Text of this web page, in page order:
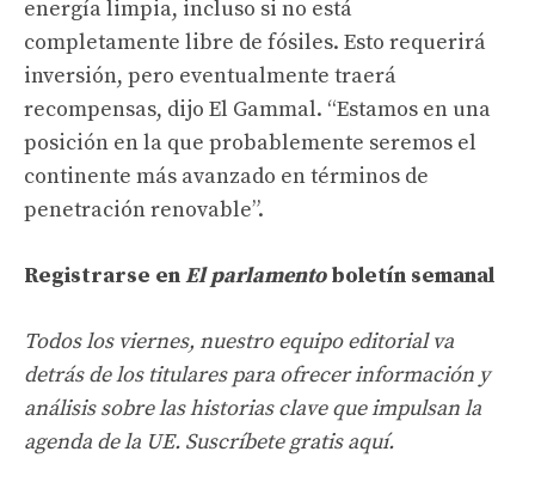
energía limpia, incluso si no está
completamente libre de fósiles. Esto requerirá
inversión, pero eventualmente traerá
recompensas, dijo El Gammal. “Estamos en una
posición en la que probablemente seremos el
continente más avanzado en términos de
penetración renovable”.
Registrarse enEl parlamentoboletín semanal
Todos los viernes, nuestro equipo editorial va
detrás de los titulares para ofrecer información y
análisis sobre las historias clave que impulsan la
agenda de la UE. Suscríbete gratis aquí.